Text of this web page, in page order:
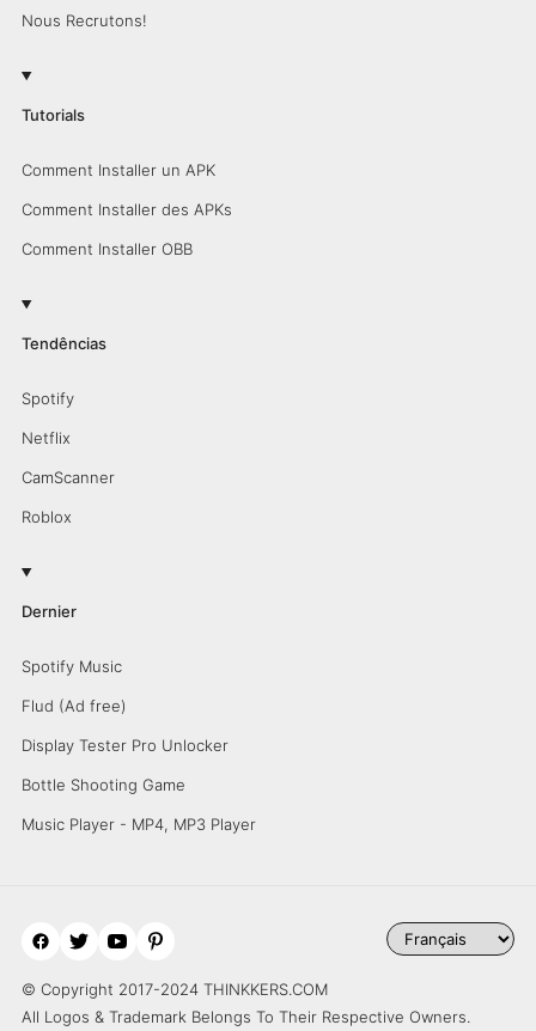
Nous Recrutons!
Tutorials
Comment Installer un APK
Comment Installer des APKs
Comment Installer OBB
Tendências
Spotify
Netflix
CamScanner
Roblox
Dernier
Spotify Music
Flud (Ad free)
Display Tester Pro Unlocker
Bottle Shooting Game
Music Player - MP4, MP3 Player
© Copyright 2017-2024 THINKKERS.COM
All Logos & Trademark Belongs To Their Respective Owners.